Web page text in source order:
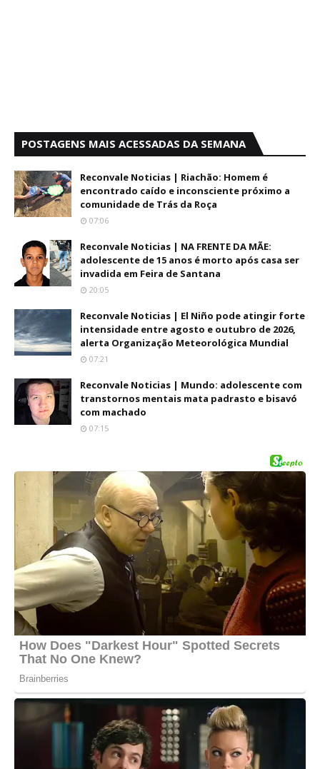
POSTAGENS MAIS ACESSADAS DA SEMANA
Reconvale Noticias | Riachão: Homem é
encontrado caído e inconsciente próximo a
comunidade de Trás da Roça
07:06
Reconvale Noticias | NA FRENTE DA MÃE:
adolescente de 15 anos é morto após casa ser
invadida em Feira de Santana
20:05
Reconvale Noticias | El Niño pode atingir forte
intensidade entre agosto e outubro de 2026,
alerta Organização Meteorológica Mundial
07:21
Reconvale Noticias | Mundo: adolescente com
transtornos mentais mata padrasto e bisavó
com machado
07:15